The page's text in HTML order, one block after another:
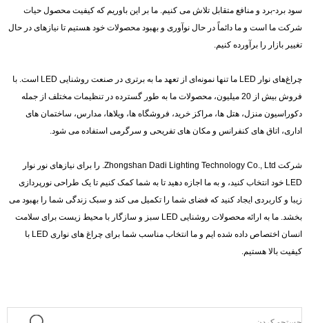
سود برد-برد و منافع متقابل تلاش می کنیم. ما بر این باوریم که کیفیت محصول حیات
شرکت ما است و ما دائماً در حال نوآوری و بهبود محصولات خود هستیم تا نیازهای در حال
تغییر بازار را برآورده کنیم.
چراغ‌های نوار LED ما تنها نمونه‌ای از تعهد ما به برتری در صنعت روشنایی LED است. با
فروش بیش از 20 میلیون، محصولات ما به طور گسترده در تنظیمات مختلف از جمله
دکوراسیون منزل، هتل ها، مراکز خرید، فروشگاه ها، ویلاها، مدارس، ساختمان های
اداری، اتاق های کنفرانس و مکان های تفریحی و سرگرمی استفاده می شود.
شرکت Zhongshan Dadi Lighting Technology Co., Ltd. را برای نیازهای نور نوار
LED خود انتخاب کنید، و به ما اجازه دهید تا به شما کمک کنیم تا یک طراحی نورپردازی
زیبا و کاربردی ایجاد کنید که فضای شما را تکمیل می کند و سبک زندگی شما را بهبود می
بخشد. ما به ارائه محصولات روشنایی LED سبز و سازگار با محیط زیست برای سلامت
انسان اختصاص داده شده ایم و ما انتخاب مناسب شما برای چراغ های نواری LED با
کیفیت بالا هستیم.